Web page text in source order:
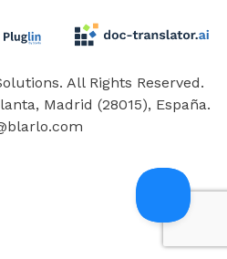
All Rights Reserved.
Madrid (28015), España.